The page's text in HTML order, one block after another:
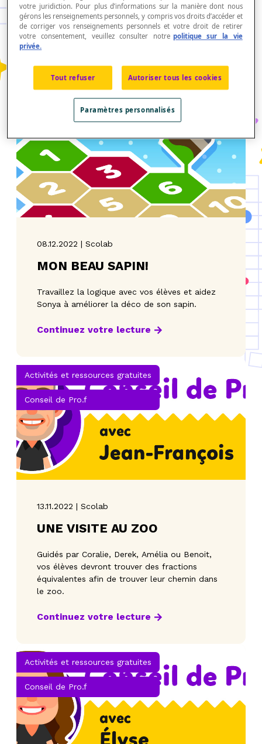
Mesurer des longueurs et des aires, et arrondir
et multiplier des nombres naturels et décimaux
pour déterminer si le projet de rénovation pour
la classe pourra être réalisé.
Continuez votre lecture
Pour aller plus loin
08.12.2022 | Scolab
MON BEAU SAPIN!
Travaillez la logique avec vos élèves et aidez
Sonya à améliorer la déco de son sapin.
Continuez votre lecture
Activités et ressources gratuites
Conseil de Pro.f
13.11.2022 | Scolab
UNE VISITE AU ZOO
Guidés par Coralie, Derek, Amélia ou Benoit,
vos élèves devront trouver des fractions
équivalentes afin de trouver leur chemin dans
le zoo.
Continuez votre lecture
Activités et ressources gratuites
Conseil de Pro.f
votre juridiction. Pour plus d’informations sur la manière dont nous
gérons les renseignements personnels, y compris vos droits d’accéder et
de corriger vos renseignements personnels et votre droit de retirer
votre consentement, veuillez consulter notre politique sur la vie
privée.
Tout refuser Autoriser tous les cookies
Paramètres personnalisés